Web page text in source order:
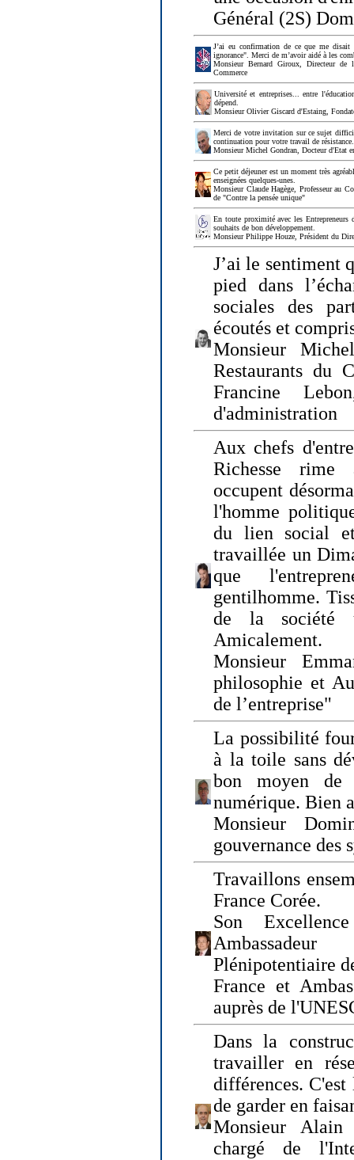
Général (2S)
J’ai eu confirmation de ce que me disait
ignorance". Merci de m’avoir aidé à les
Monsieur Bernard Giroux, Directeur de
Commerce
Université et entreprises... entre
dépend.
Monsieur Olivier Giscard d'Estaing,
Merci de votre invitation sur ce sujet
continuation pour votre travail de
Monsieur Michel Gondran, Docteur d'Etat
Ce petit déjeuner est un moment très
enseignées quelques-unes.
Monsieur Claude Hagège, Professeur au
de "Contre la pensée unique"
En toute proximité avec les
souhaits de bon développement.
Monsieur Philippe Houze, Président du
J’ai le sentiment
pied dans
sociales des
écoutés et
Monsieur
Restaurants du
Francine
d'administration
Aux chefs
Richesse rime
occupent
l'homme
du lien social
travaillée un
que
gentilhomme.
de la société
Amicalement.
Monsieur
philosophie et
de l’entreprise"
La possibilité
à la toile sans
bon moyen de
numérique. Bien
Monsieur
gouvernance des
Travaillons
France Corée.
Son
Plénipotentiaire
France et
auprès de
Dans la
travailler en
différences.
de garder en
Monsieur Alain
chargé de